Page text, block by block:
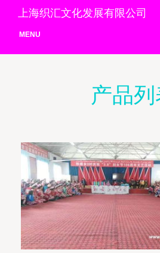
上海织汇文化发展有限公司
MENU
产品列